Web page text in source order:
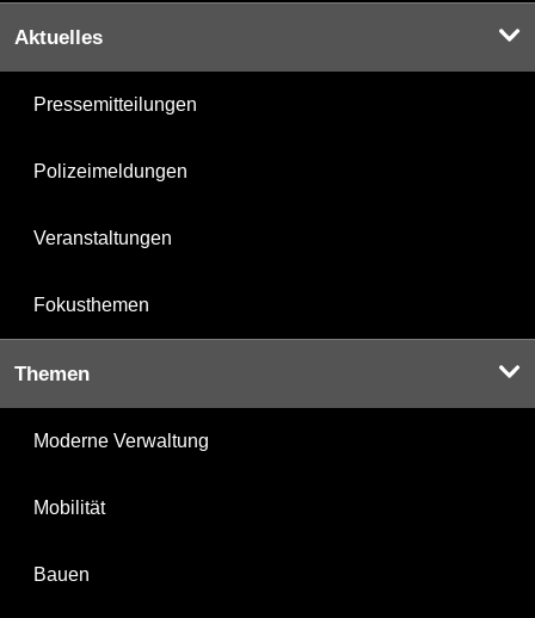
Aktuelles
Pressemitteilungen
Polizeimeldungen
Veranstaltungen
Fokusthemen
Themen
Moderne Verwaltung
Mobilität
Bauen